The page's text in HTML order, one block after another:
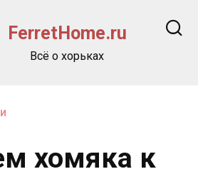
FerretHome.ru
Всё о хорьках
хомяка к